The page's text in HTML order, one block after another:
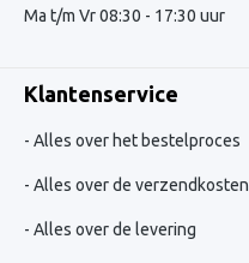
Ma t/m Vr 08:30 - 17:30 uur
Klantenservice
Alles over het bestelproces
Alles over de verzendkosten
Alles over de levering